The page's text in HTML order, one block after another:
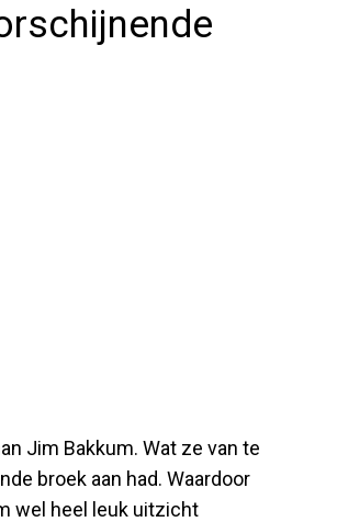
Jim Bakkum. Wat ze van te
broek aan had. Waardoor
wel heel leuk uitzicht